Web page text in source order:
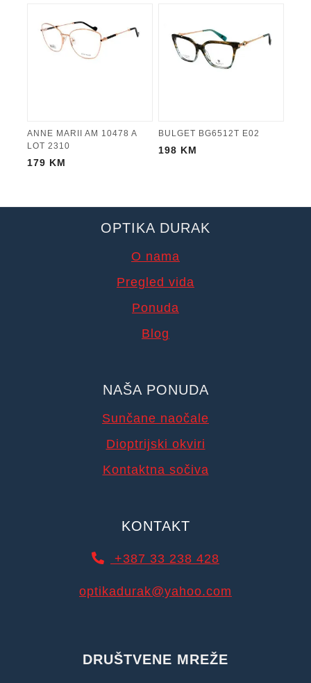
ANNE MARII AM 10478 A
LOT 2310
179 KM
BULGET BG6512T E02
198 KM
OPTIKA DURAK
O nama
Pregled vida
Ponuda
Blog
NAŠA PONUDA
Sunčane naočale
Dioptrijski okviri
Kontaktna sočiva
KONTAKT
+387 33 238 428
optikadurak@yahoo.com
DRUŠTVENE MREŽE